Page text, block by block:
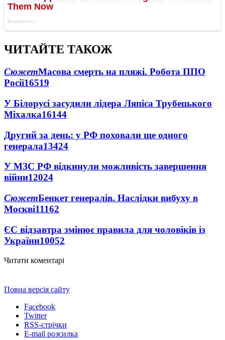
ЧИТАЙТЕ ТАКОЖ
СюжетМасова смерть на пляжі. Робота ППО
Росії16519
У Білорусі засудили лідера Ляпіса Трубецького
Міхалка16144
Другий за день: у РФ поховали ще одного
генерала13424
У МЗС РФ відкинули можливість завершення
війни12024
СюжетБенкет генералів. Наслідки вибуху в
Москві11162
ЄС відзавтра змінює правила для чоловіків із
України10052
Читати коментарі
Повна версія сайту
Facebook
Twitter
RSS-стрічки
E-mail розсилка